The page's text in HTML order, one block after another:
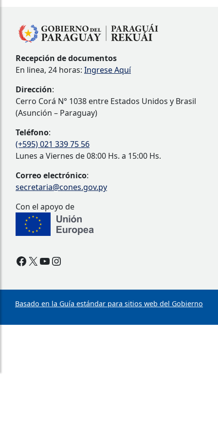
Recepción de documentos
En linea, 24 horas: Ingrese Aquí
Dirección:
Cerro Corá N° 1038 entre Estados Unidos y Brasil
(Asunción – Paraguay)
Teléfono:
(+595) 021 339 75 56
Lunes a Viernes de 08:00 Hs. a 15:00 Hs.
Correo electrónico:
secretaria@cones.gov.py
Con el apoyo de
Facebook
X YouTube
Instagram
Basado en la Guía estándar para sitios web del Gobierno